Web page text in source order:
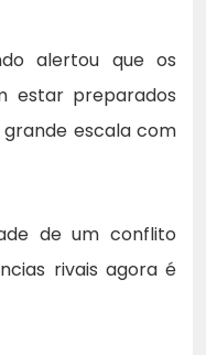
alertou que os
estar preparados
escala com
de um conflito
rivais agora é